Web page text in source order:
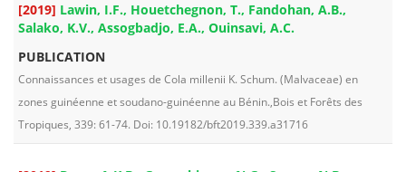
[2019] Lawin, I.F., Houetchegnon, T., Fandohan, A.B.,
Salako, K.V., Assogbadjo, E.A., Ouinsavi, A.C.
PUBLICATION
Connaissances et usages de Cola millenii K. Schum. (Malvaceae) en
zones guinéenne et soudano-guinéenne au Bénin.,Bois et Forêts des
Tropiques, 339: 61-74. Doi: 10.19182/bft2019.339.a31716